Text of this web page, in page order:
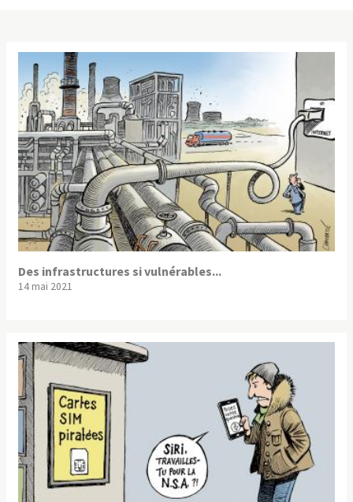
Des infrastructures si vulnérables...
14 mai 2021